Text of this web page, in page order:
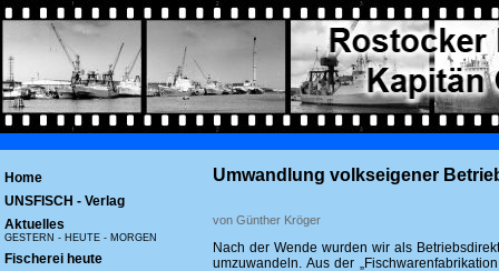
Home
UNSFISCH - Verlag
Aktuelles
GESTERN - HEUTE - MORGEN
Fischerei heute
Umwandlung volkseigener
von Günther Kröger
Nach der Wende wurden wir als
umzuwandeln. Aus der